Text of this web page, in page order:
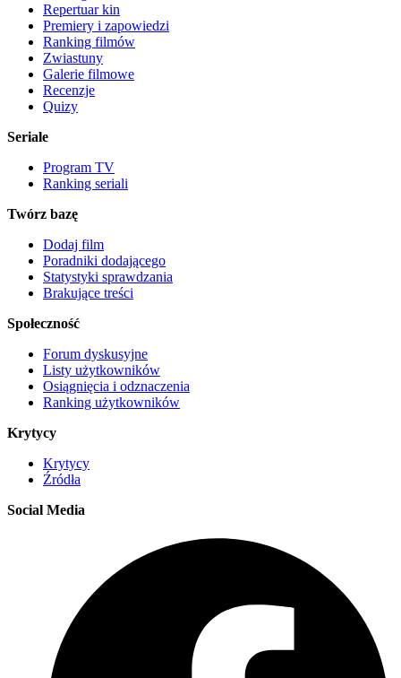
Repertuar kin
Premiery i zapowiedzi
Ranking filmów
Zwiastuny
Galerie filmowe
Recenzje
Quizy
Seriale
Program TV
Ranking seriali
Twórz bazę
Dodaj film
Poradniki dodającego
Statystyki sprawdzania
Brakujące treści
Społeczność
Forum dyskusyjne
Listy użytkowników
Osiągnięcia i odznaczenia
Ranking użytkowników
Krytycy
Krytycy
Źródła
Social Media